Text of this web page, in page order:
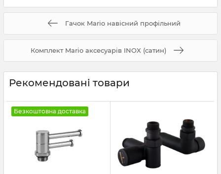
Гачок Mario навісний профільний
Комплект Mario аксесуарів INOX (сатин)
Рекомендовані товари
Безкоштовна доставка